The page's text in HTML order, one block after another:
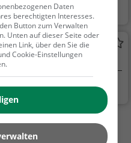
(Allgäu)
Bar, Bier, Wein, Sn
acks / Getränke
in Kempten (Allgäu)
(Allgäu)
Restaurant, Indis
ch, Asiatisch, Abende
ssen, Mittagessen, Ve
getarisch, Vegan
(Allgäu) finden
Daten
berechtigten Interesses.
Button zum Verwalten
Unten auf dieser Seite oder
Link, über den Sie die
Cookie-Einstellungen